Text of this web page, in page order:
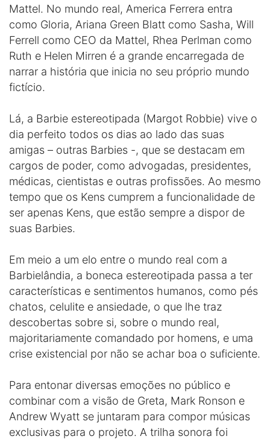
Mattel. No mundo real, America Ferrera entra
como Gloria, Ariana Green Blatt como Sasha, Will
Ferrell como CEO da Mattel, Rhea Perlman como
Ruth e Helen Mirren é a grande encarregada de
narrar a história que inicia no seu próprio mundo
fictício.
Lá, a Barbie estereotipada (Margot Robbie) vive o
dia perfeito todos os dias ao lado das suas
amigas – outras Barbies -, que se destacam em
cargos de poder, como advogadas, presidentes,
médicas, cientistas e outras profissões. Ao mesmo
tempo que os Kens cumprem a funcionalidade de
ser apenas Kens, que estão sempre a dispor de
suas Barbies.
Em meio a um elo entre o mundo real com a
Barbielândia, a boneca estereotipada passa a ter
características e sentimentos humanos, como pés
chatos, celulite e ansiedade, o que lhe traz
descobertas sobre si, sobre o mundo real,
majoritariamente comandado por homens, e uma
crise existencial por não se achar boa o suficiente.
Para entonar diversas emoções no público e
combinar com a visão de Greta, Mark Ronson e
Andrew Wyatt se juntaram para compor músicas
exclusivas para o projeto. A trilha sonora foi